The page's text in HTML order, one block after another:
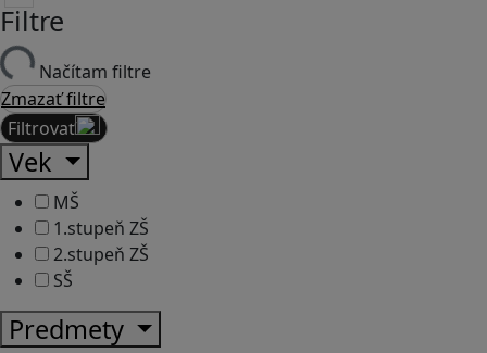
Filtre
Načítam filtre
Zmazať filtre
Filtrovať
Vek
MŠ
1.stupeň ZŠ
2.stupeň ZŠ
SŠ
Predmety